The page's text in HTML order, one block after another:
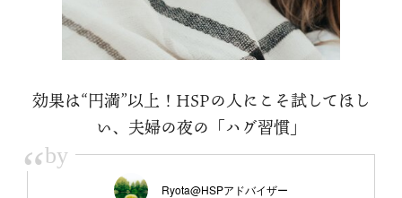
効果は“円満”以上！HSPの人にこそ試してほし
い、夫婦の夜の「ハグ習慣」
“by
Ryota@HSPアドバイザー